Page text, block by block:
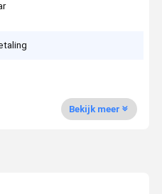
Bekijk meer